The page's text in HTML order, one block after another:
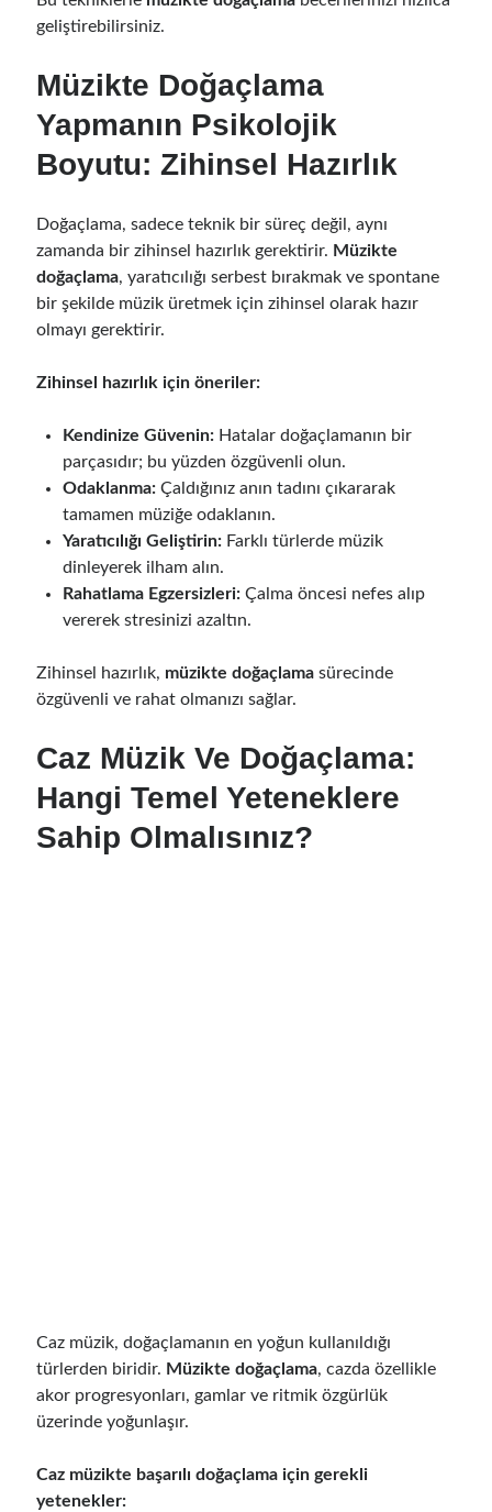
geliştirebilirsiniz.
Müzikte Doğaçlama
Yapmanın Psikolojik
Boyutu: Zihinsel Hazırlık
Doğaçlama, sadece teknik bir süreç değil, aynı
zamanda bir zihinsel hazırlık gerektirir. Müzikte
doğaçlama, yaratıcılığı serbest bırakmak ve spontane
bir şekilde müzik üretmek için zihinsel olarak hazır
olmayı gerektirir.
Zihinsel hazırlık için öneriler:
Kendinize Güvenin: Hatalar doğaçlamanın bir
parçasıdır; bu yüzden özgüvenli olun.
Odaklanma: Çaldığınız anın tadını çıkararak
tamamen müziğe odaklanın.
Yaratıcılığı Geliştirin: Farklı türlerde müzik
dinleyerek ilham alın.
Rahatlama Egzersizleri: Çalma öncesi nefes alıp
vererek stresinizi azaltın.
Zihinsel hazırlık, müzikte doğaçlama sürecinde
özgüvenli ve rahat olmanızı sağlar.
Caz Müzik Ve Doğaçlama:
Hangi Temel Yeteneklere
Sahip Olmalısınız?
Caz müzik, doğaçlamanın en yoğun kullanıldığı
türlerden biridir. Müzikte doğaçlama, cazda özellikle
akor progresyonları, gamlar ve ritmik özgürlük
üzerinde yoğunlaşır.
Caz müzikte başarılı doğaçlama için gerekli
yetenekler: